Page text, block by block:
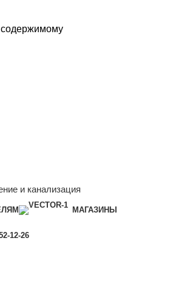
содержимому
и канализация
МАГАЗИНЫ
12-26